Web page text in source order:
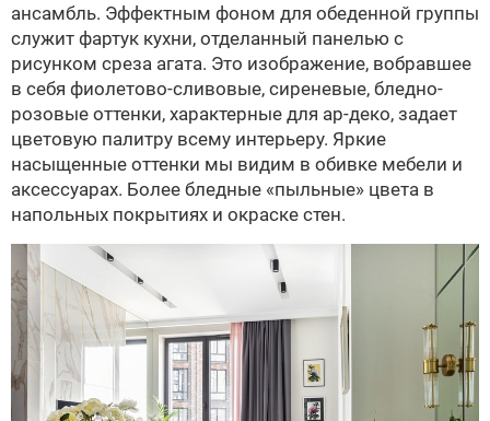
ансамбль. Эффектным фоном для обеденной группы
служит фартук кухни, отделанный панелью с
рисунком среза агата. Это изображение, вобравшее
в себя фиолетово-сливовые, сиреневые, бледно-
розовые оттенки, характерные для ар-деко, задает
цветовую палитру всему интерьеру. Яркие
насыщенные оттенки мы видим в обивке мебели и
аксессуарах. Более бледные «пыльные» цвета в
напольных покрытиях и окраске стен.